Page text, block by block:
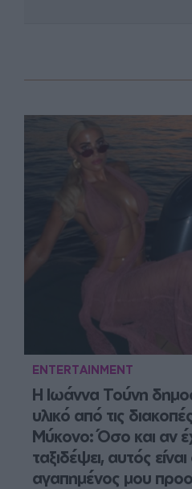
ENTERTAINMENT
Η Ιωάννα Τούνη
υλικό από τις
Μύκονο: Όσο και αν
ταξιδέψει, αυτός
αγαπημένος μου